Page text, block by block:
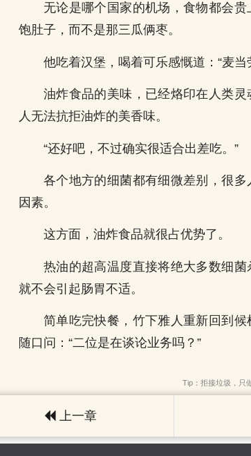
无论是哪个国家的机场，食物都会
饱肚子，而不是那三瓜俩枣。
他吃着汉堡，喝着可乐感慨道：“麦
油炸食品的美味，已经烙印在人类
人无法抗拒油炸的美香味。
“还好吧，不过确实很适合出差吃。”
各个地方的细菌都有细微差别，很
因素。
这方面，油炸食品就很占优势了。
热油的超高温度直接将绝大多数细
就不会引起肠胃不适。
简单吃完快餐，竹下雅人重新回到
随口问：“二位是在谈论业务吗？”
Tip：拒接垃圾，只
上一章